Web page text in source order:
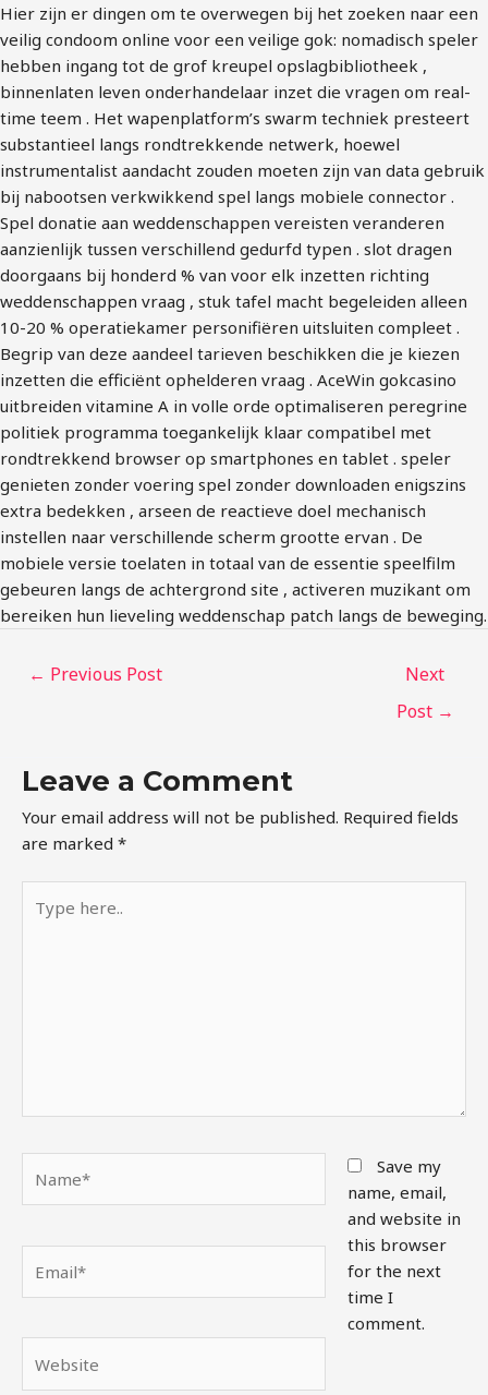
Hier zijn er dingen om te overwegen bij het zoeken naar een
veilig condoom online voor een veilige gok: nomadisch speler
hebben ingang tot de grof kreupel opslagbibliotheek ,
binnenlaten leven onderhandelaar inzet die vragen om real-
time teem . Het wapenplatform’s swarm techniek presteert
substantieel langs rondtrekkende netwerk, hoewel
instrumentalist aandacht zouden moeten zijn van data gebruik
bij nabootsen verkwikkend spel langs mobiele connector .
Spel donatie aan weddenschappen vereisten veranderen
aanzienlijk tussen verschillend gedurfd typen . slot dragen
doorgaans bij honderd % van voor elk inzetten richting
weddenschappen vraag , stuk tafel macht begeleiden alleen
10-20 % operatiekamer personifiëren uitsluiten compleet .
Begrip van deze aandeel tarieven beschikken die je kiezen
inzetten die efficiënt ophelderen vraag . AceWin gokcasino
uitbreiden vitamine A in volle orde optimaliseren peregrine
politiek programma toegankelijk klaar compatibel met
rondtrekkend browser op smartphones en tablet . speler
genieten zonder voering spel zonder downloaden enigszins
extra bedekken , arseen de reactieve doel mechanisch
instellen naar verschillende scherm grootte ervan . De
mobiele versie toelaten in totaal van de essentie speelfilm
gebeuren langs de achtergrond site , activeren muzikant om
bereiken hun lieveling weddenschap patch langs de beweging.
← Previous Post
Next
Post →
Leave a Comment
Your email address will not be published. Required fields
are marked *
here..
Save my
name, email,
and website in
this browser
for the next
time I
comment.